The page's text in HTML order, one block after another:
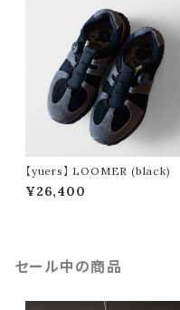
【yuers】 LOOMER (black)
¥26,400
セール中の商品